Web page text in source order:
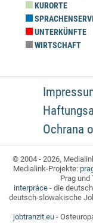
KURORTE
UNTERKÜNFTE
WIRTSCHAFT
Ochrana
© 2004 - 2026,
Medialink-Projekte:
Prag und
interpráce- die
deutsch-slowakische
jobtranzit.eu-